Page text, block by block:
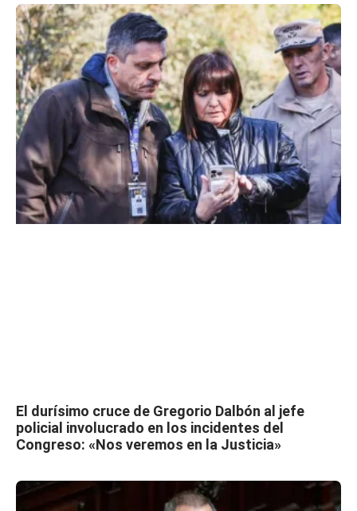
El durísimo cruce de Gregorio Dalbón al jefe
policial involucrado en los incidentes del
Congreso: «Nos veremos en la Justicia»